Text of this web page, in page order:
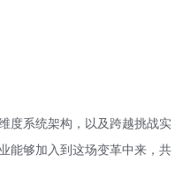
度系统架构，以及跨越挑战实
能够加入到这场变革中来，共